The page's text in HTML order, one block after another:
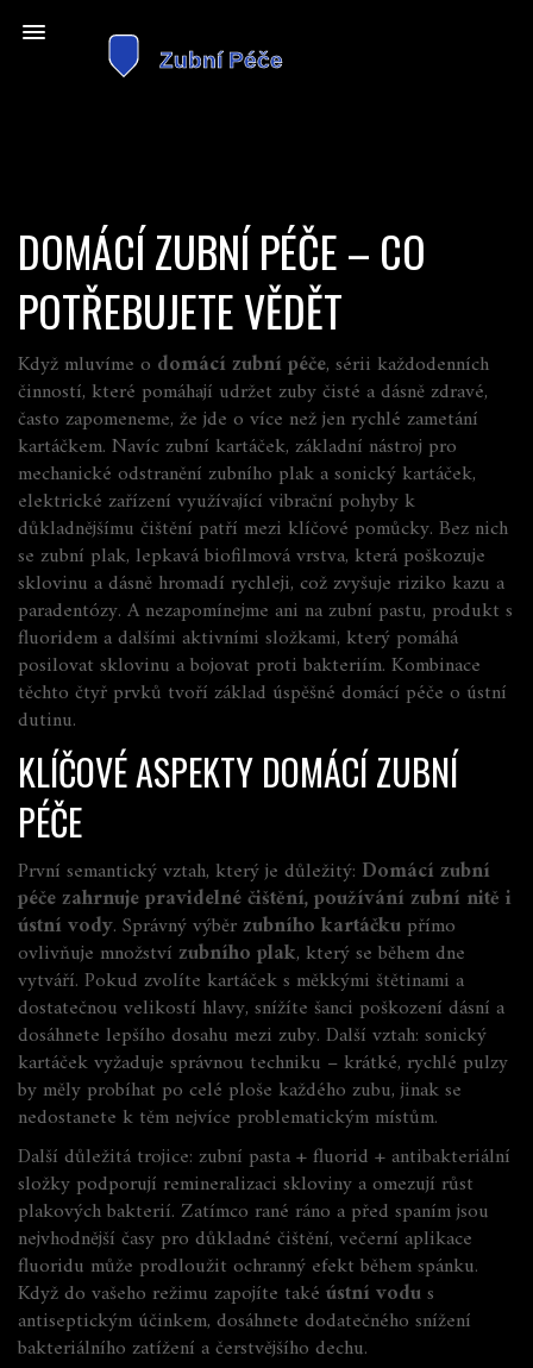
DOMÁCÍ ZUBNÍ PÉČE – CO
POTŘEBUJETE VĚDĚT
Když mluvíme o domácí zubní péče, sérii každodenních
činností, které pomáhají udržet zuby čisté a dásně zdravé,
často zapomeneme, že jde o více než jen rychlé zametání
kartáčkem. Navíczubní kartáček, základní nástroj pro
mechanické odstranění zubního plak asonický kartáček,
elektrické zařízení využívající vibrační pohyby k
důkladnějšímu čištění patří mezi klíčové pomůcky. Bez nich
se zubní plak, lepkavá biofilmová vrstva, která poškozuje
sklovinu a dásně hromadí rychleji, což zvyšuje riziko kazu a
paradentózy. A nezapomínejme ani nazubní pastu, produkt s
fluoridem a dalšími aktivními složkami, který pomáhá
posilovat sklovinu a bojovat proti bakteriím. Kombinace
těchto čtyř prvků tvoří základ úspěšné domácí péče o ústní
dutinu.
KLÍČOVÉ ASPEKTY DOMÁCÍ ZUBNÍ
PÉČE
První semantický vztah, který je důležitý: Domácí zubní
péče zahrnuje pravidelné čištění, používání zubní nitě i
ústní vody. Správný výběrzubního kartáčku přímo
ovlivňuje množství zubního plak, který se během dne
vytváří. Pokud zvolíte kartáček s měkkými štětinami a
dostatečnou velikostí hlavy, snížíte šanci poškození dásní a
dosáhnete lepšího dosahu mezi zuby. Další vztah: sonický
kartáček vyžaduje správnou techniku – krátké, rychlé pulzy
by měly probíhat po celé ploše každého zubu, jinak se
nedostanete k těm nejvíce problematickým místům.
Další důležitá trojice: zubní pasta + fluorid + antibakteriální
složky podporují remineralizaci skloviny a omezují růst
plakových bakterií. Zatímco rané ráno a před spaním jsou
nejvhodnější časy pro důkladné čištění, večerní aplikace
fluoridu může prodloužit ochranný efekt během spánku.
Když do vašeho režimu zapojíte také ústní vodus
antiseptickým účinkem, dosáhnete dodatečného snížení
bakteriálního zatížení a čerstvějšího dechu.